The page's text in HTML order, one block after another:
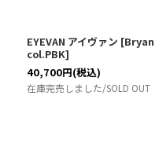
EYEVAN アイヴァン [Bryan
col.PBK]
40,700円(税込)
在庫完売しました/SOLD OUT